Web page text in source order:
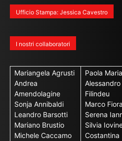
Ufficio Stampa: Jessica Cavestro
I nostri collaboratori
Mariangela Agrusti
Andrea
Amendolagine
Sonja Annibaldi
Leandro Barsotti
Mariano Brustio
Michele Caccamo
Paola
Alessandro
Filindeu
Marco
Serena
Silvia
Costantina